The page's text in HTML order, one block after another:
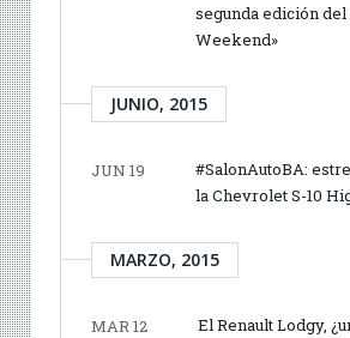
segunda edición del
Weekend»
JUNIO, 2015
JUN 19
#SalonAutoBA:
la Chevrolet S-10
MARZO, 2015
MAR 12
El Renault Lodgy,